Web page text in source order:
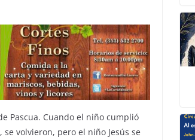
Pascua. Cuando el niño cumplió
volvieron, pero el niño Jesús se